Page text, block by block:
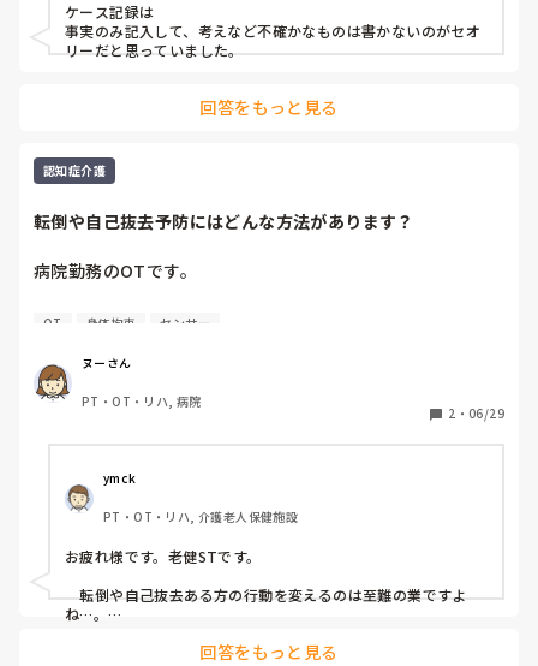
ケース記録は
事実のみ記入して、考えなど不確かなものは書かないのがセオ
リーだと思っていました。
回答をもっと見る
認知症介護
転倒や自己抜去予防にはどんな方法があります？
病院勤務のOTです。
病院では、認知症の患者さんで転倒リスクが高い方や、点
対し、
ご家族の同意や医師の指示のもと、安全ベルトやミトンの使
用、ベッド4点柵などの身体拘束で対応する場合がありま
施設へ退院される方の場合、「身体拘束をしていると入所が
難しい」ことも多く、センサーマットの使用ができない施設
もあるため、現在、拘束解除に向けて試行錯誤しています。
施設では、転倒や自己抜去予防としてどのような対策を行っ
ていますか？
OT 身体拘束 センサー
ヌーさん
PT・OT・リハ, 病院
2 ・ 06/29
ymck
PT・OT・リハ, 介護老人保健施設
お疲れ様です。老健STです。
転倒や自己抜去ある方の行動を変えるのは至難の業ですよ
ね…。
私が勤める施設は、基本的に病院からの情報通りに対応して
回答をもっと見る